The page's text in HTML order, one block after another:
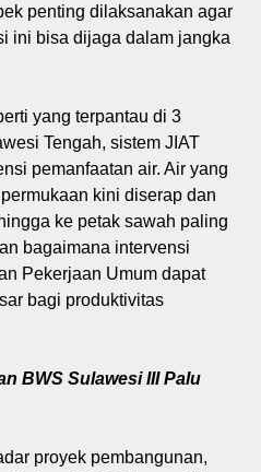
penting dilaksanakan agar
ini bisa dijaga dalam jangka
yang terpantau di 3
Tengah, sistem JIAT
pemanfaatan air. Air yang
kini diserap dan
ke petak sawah paling
bagaimana intervensi
Pekerjaan Umum dapat
bagi produktivitas
BWS Sulawesi III Palu
proyek pembangunan,